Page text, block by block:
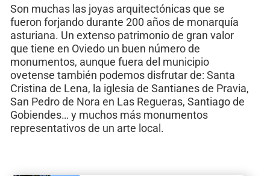
Son muchas las joyas arquitectónicas que se
fueron forjando durante 200 años de monarquía
asturiana. Un extenso patrimonio de gran valor
que tiene en Oviedo un buen número de
monumentos, aunque fuera del municipio
ovetense también podemos disfrutar de: Santa
Cristina de Lena, la iglesia de Santianes de Pravia,
San Pedro de Nora en Las Regueras, Santiago de
Gobiendes… y muchos más monumentos
representativos de un arte local.